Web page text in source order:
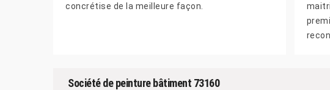
concrétise de la meilleure façon.
Société de peinture bâtiment 73160